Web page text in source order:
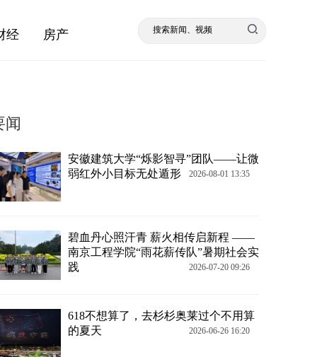
经 房产
闻
安徽建筑大学“烁影智寻”团队——让微
弱红外小目标无处遁形
2026-08-01 13:35
碧血丹心照汗青 薪火相传启新程 ——
南京工程学院“雨花薪传队”暑期社会实
践
2026-07-20 09:26
618不想算了，去杉杉奥莱过个不用算
的夏天
2026-06-26 16:20